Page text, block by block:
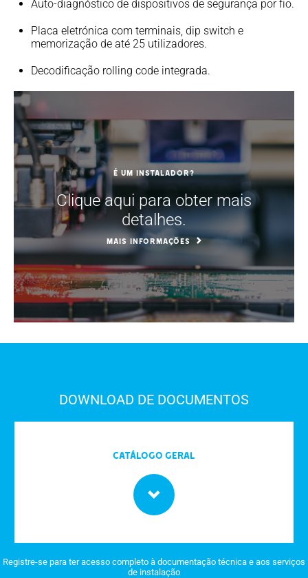
Auto-diagnóstico de dispositivos de segurança por fio.
Placa eletrónica com terminais, dip switch e
memorização de até 25 utilizadores.
Decodificação rolling code integrada.
É um instalador?
Clique aqui para obter mais
detalhes.
MAIS INFORMAÇÕES
DOWNLOAD DE DOCUMENTOS
Catálogo Geral
Registre-se para ter acesso completo à documentação técnica e aos serviços
de instalação